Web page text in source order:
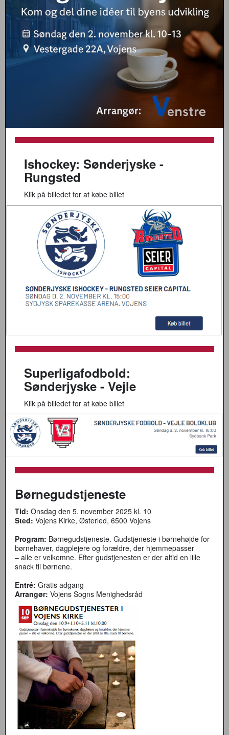
Ishockey: Sønderjyske -
Rungsted
Klik på billedet for at købe billet
Superligafodbold:
Sønderjyske - Vejle
Klik på billedet for at købe billet
Børnegudstjeneste
Tid: Onsdag den 5. november 2025 kl. 10
Sted: Vojens Kirke, Østerled, 6500 Vojens
Program: Børnegudstjeneste. Gudstjeneste i børnehøjde for
børnehaver, dagplejere og forældre, der hjemmepasser
– alle er velkomne. Efter gudstjenesten er der altid en lille
snack til børnene.
Entré: Gratis adgang
Arrangør: Vojens Sogns Menighedsråd